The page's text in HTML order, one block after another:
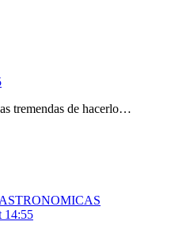
tremendas de hacerlo…
14:55